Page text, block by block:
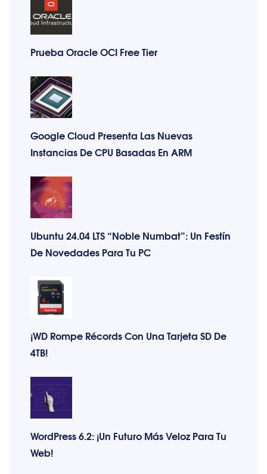
Prueba Oracle OCI Free Tier
Google Cloud Presenta Las Nuevas
Instancias De CPU Basadas En ARM
Ubuntu 24.04 LTS “Noble Numbat”: Un Festín
De Novedades Para Tu PC
¡WD Rompe Récords Con Una Tarjeta SD De
4TB!
WordPress 6.2: ¡Un Futuro Más Veloz Para Tu
Web!